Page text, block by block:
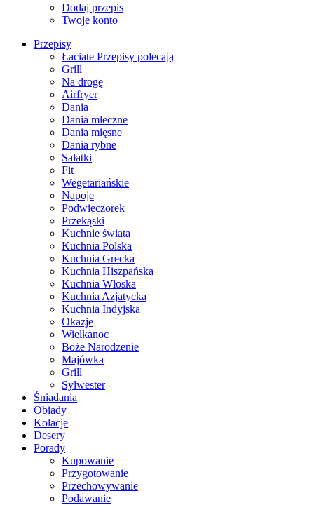
Dodaj przepis
Twoje konto
Przepisy
Łaciate Przepisy polecają
Grill
Na drogę
Airfryer
Dania
Dania mleczne
Dania mięsne
Dania rybne
Sałatki
Fit
Wegetariańskie
Napoje
Podwieczorek
Przekąski
Kuchnie świata
Kuchnia Polska
Kuchnia Grecka
Kuchnia Hiszpańska
Kuchnia Włoska
Kuchnia Azjatycka
Kuchnia Indyjska
Okazje
Wielkanoc
Boże Narodzenie
Majówka
Grill
Sylwester
Śniadania
Obiady
Kolacje
Desery
Porady
Kupowanie
Przygotowanie
Przechowywanie
Podawanie